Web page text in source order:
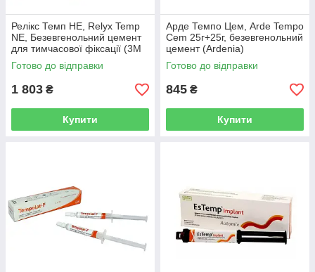
Релікс Темп НЕ, Relyx Temp
NE, Безевгенольний цемент
для тимчасової фіксації (3M
ESPE)
Готово до відправки
1 803 ₴
Купити
Арде Темпо Цем, Arde Tempo
Cem 25г+25г, безевгенольний
цемент (Ardenia)
Готово до відправки
845 ₴
Купити